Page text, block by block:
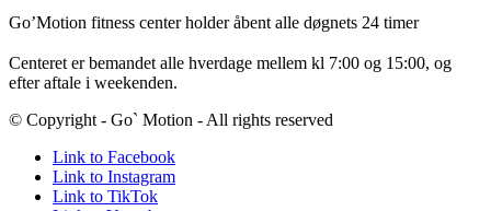
Go’Motion fitness center holder åbent alle døgnets 24 timer
Centeret er bemandet alle hverdage mellem kl 7:00 og 15:00, og
efter aftale i weekenden.
© Copyright - Go` Motion - All rights reserved
Link to Facebook
Link to Instagram
Link to TikTok